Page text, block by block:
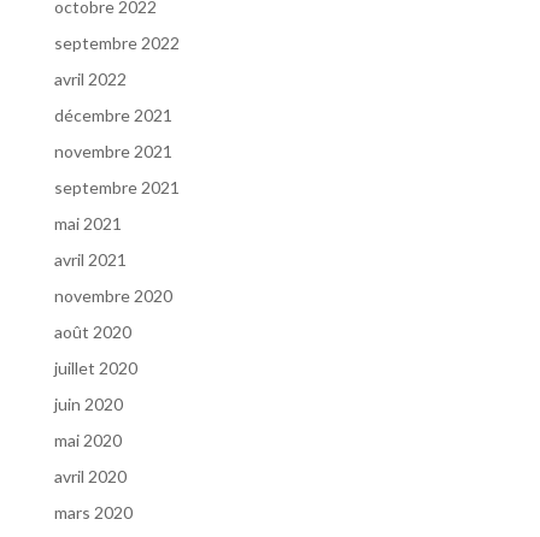
octobre 2022
septembre 2022
avril 2022
décembre 2021
novembre 2021
septembre 2021
mai 2021
avril 2021
novembre 2020
août 2020
juillet 2020
juin 2020
mai 2020
avril 2020
mars 2020